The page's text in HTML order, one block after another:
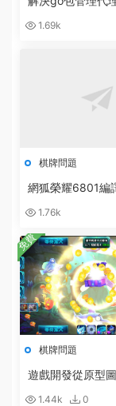
m/go/
1.69k
棋牌問題
網狐榮耀6801編
1.76k
棋牌問題
遊戲開發從原型
1.44k 0
免費